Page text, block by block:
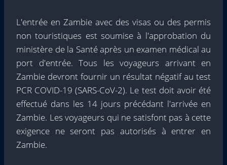
L'entrée en Zambie avec des visas ou des permis
non touristiques est soumise à l'approbation du
ministère de la Santé après un examen médical au
port d'entrée. Tous les voyageurs arrivant en
Zambie devront fournir un résultat négatif au test
PCR COVID-19 (SARS-CoV-2). Le test doit avoir été
effectué dans les 14 jours précédant l'arrivée en
Zambie. Les voyageurs qui ne satisfont pas à cette
exigence ne seront pas autorisés à entrer en
Zambie.